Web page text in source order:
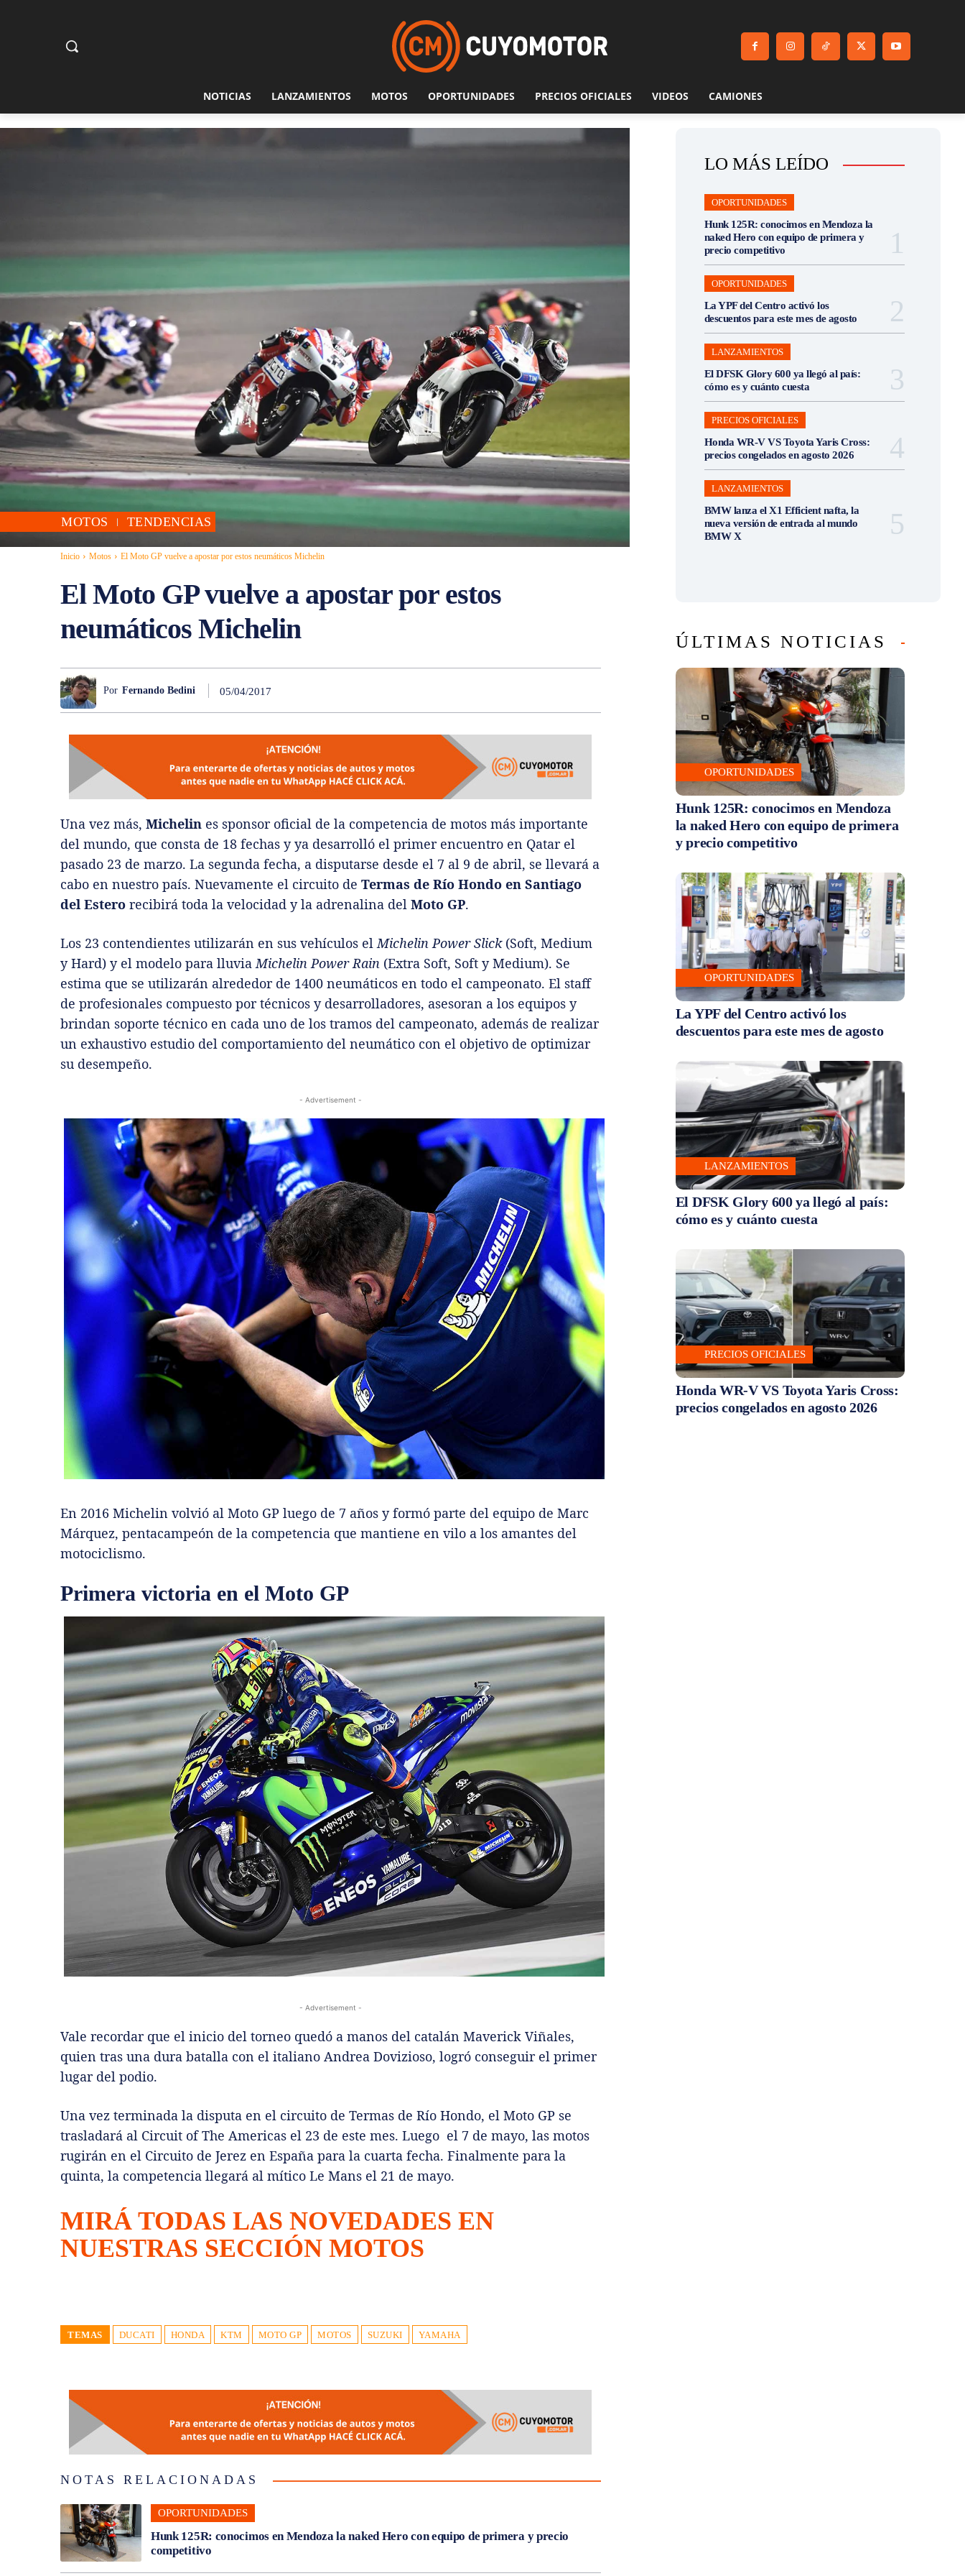
NOTICIAS LANZAMIENTOS MOTOS OPORTUNIDADES PRECIOS OFICIALES VIDEOS CAMIONES
MOTOS TENDENCIAS
Inicio Motos El Moto GP vuelve a apostar por estos neumáticos Michelin
El Moto GP vuelve a apostar por estos
neumáticos Michelin
Por Fernando Bedini 05/04/2017
Una vez más, Michelin es sponsor oficial de la competencia de motos más importante
del mundo, que consta de 18 fechas y ya desarrolló el primer encuentro en Qatar el
pasado 23 de marzo. La segunda fecha, a disputarse desde el 7 al 9 de abril, se llevará a
cabo en nuestro país. Nuevamente el circuito de Termas de Río Hondo en Santiago
del Estero recibirá toda la velocidad y la adrenalina del Moto GP.
Los 23 contendientes utilizarán en sus vehículos elMichelin Power Slick(Soft, Medium
y Hard) y el modelo para lluviaMichelin Power Rain (Extra Soft, Soft y Medium). Se
estima que se utilizarán alrededor de 1400 neumáticos en todo el campeonato. El staff
de profesionales compuesto por técnicos y desarrolladores, asesoran a los equipos y
brindan soporte técnico en cada uno de los tramos del campeonato, además de realizar
un exhaustivo estudio del comportamiento del neumático con el objetivo de optimizar
su desempeño.
- Advertisement -
En 2016 Michelin volvió al Moto GP luego de 7 años y formó parte del equipo de Marc
Márquez, pentacampeón de la competencia que mantiene en vilo a los amantes del
motociclismo.
Primera victoria en el Moto GP
- Advertisement -
Vale recordar que el inicio del torneo quedó a manos del catalán Maverick Viñales,
quien tras una dura batalla con el italiano Andrea Dovizioso, logró conseguir el primer
lugar del podio.
Una vez terminada la disputa en el circuito de Termas de Río Hondo, el Moto GP se
trasladará al Circuit of The Americas el 23 de este mes. Luego el 7 de mayo, las motos
rugirán en el Circuito de Jerez en España para la cuarta fecha. Finalmente para la
quinta, la competencia llegará al mítico Le Mans el 21 de mayo.
MIRÁ TODAS LAS NOVEDADES EN
NUESTRAS SECCIÓN MOTOS
TEMAS DUCATI HONDA KTM MOTO GP MOTOS SUZUKI YAMAHA
NOTAS RELACIONADAS
OPORTUNIDADES
Hunk 125R: conocimos en Mendoza la naked Hero con equipo de primera y precio
competitivo
LO MÁS LEÍDO
OPORTUNIDADES
Hunk 125R: conocimos en Mendoza la
naked Hero con equipo de primera y
precio competitivo
OPORTUNIDADES
La YPF del Centro activó los
descuentos para este mes de agosto
LANZAMIENTOS
El DFSK Glory 600 ya llegó al país:
cómo es y cuánto cuesta
PRECIOS OFICIALES
Honda WR-V VS Toyota Yaris Cross:
precios congelados en agosto 2026
LANZAMIENTOS
BMW lanza el X1 Efficient nafta, la
nueva versión de entrada al mundo
BMW X
ÚLTIMAS NOTICIAS
OPORTUNIDADES
Hunk 125R: conocimos en Mendoza
la naked Hero con equipo de primera
y precio competitivo
OPORTUNIDADES
La YPF del Centro activó los
descuentos para este mes de agosto
LANZAMIENTOS
El DFSK Glory 600 ya llegó al país:
cómo es y cuánto cuesta
PRECIOS OFICIALES
Honda WR-V VS Toyota Yaris Cross:
precios congelados en agosto 2026